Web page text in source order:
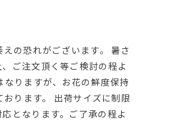
の恐れがございます。 暑さ
ご注文頂く等ご検討の程よ
りますが、お花の鮮度保持
ります。 出荷サイズに制限
となります。ご了承の程よ